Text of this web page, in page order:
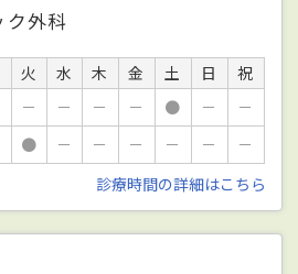
ク外科
火 水 木 金 土 日
祝
－ － － － ● －
－
● － － － － －
－
診療時間の詳細はこちら